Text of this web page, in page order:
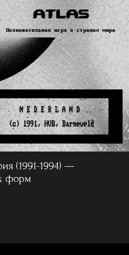
(1991-1994) —
форм